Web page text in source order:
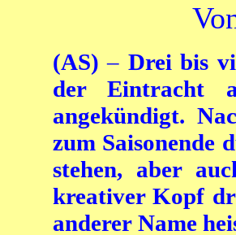
(AS) – Drei bis
der Eintracht
angekündigt.
zum Saisonende
stehen, aber
kreativer Kopf
anderer Name